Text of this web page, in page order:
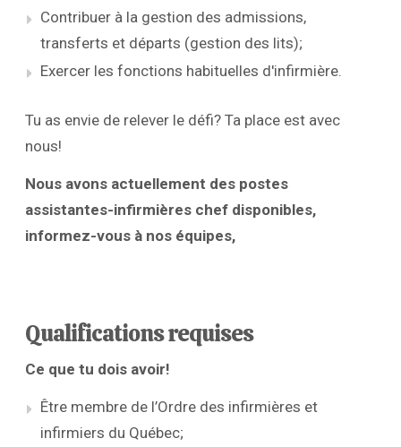
Contribuer à la gestion des admissions,
transferts et départs (gestion des lits);
Exercer les fonctions habituelles d'infirmière.
Tu as envie de relever le défi? Ta place est avec
nous!
Nous avons actuellement des postes
assistantes-infirmières chef disponibles,
informez-vous à nos équipes,
Qualifications requises
Ce que tu dois avoir!
Être membre de l’Ordre des infirmières et
infirmiers du Québec;